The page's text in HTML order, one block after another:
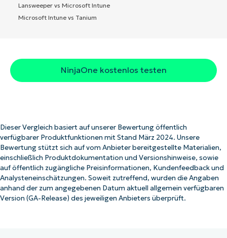
Lansweeper vs Microsoft Intune
Microsoft Intune vs Tanium
NinjaOne kostenlos testen
Dieser Vergleich basiert auf unserer Bewertung öffentlich
verfügbarer Produktfunktionen mit Stand März 2024. Unsere
Bewertung stützt sich auf vom Anbieter bereitgestellte Materialien,
einschließlich Produktdokumentation und Versionshinweise, sowie
auf öffentlich zugängliche Preisinformationen, Kundenfeedback und
Analysteneinschätzungen. Soweit zutreffend, wurden die Angaben
anhand der zum angegebenen Datum aktuell allgemein verfügbaren
Version (GA-Release) des jeweiligen Anbieters überprüft.